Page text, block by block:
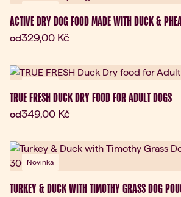
ACTIVE DRY DOG FOOD MADE WITH DUCK &
odAktuální cena:
329,00 Kč
TRUE FRESH DUCK DRY FOOD FOR ADULT DOGS
odAktuální cena:
349,00 Kč
Novinka
TURKEY & DUCK WITH TIMOTHY GRASS DOG